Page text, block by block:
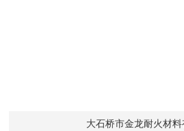
大石桥市金龙耐火材料